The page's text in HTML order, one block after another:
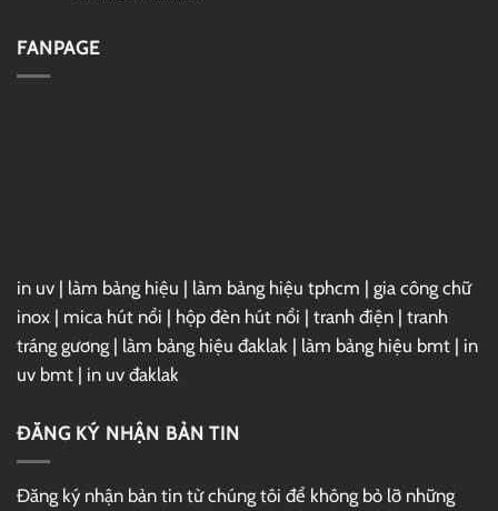
FANPAGE
in uv | làm bảng hiệu | làm bảng hiệu tphcm | gia công chữ
inox | mica hút nổi | hộp đèn hút nổi | tranh điện | tranh
tráng gương | làm bảng hiệu đaklak | làm bảng hiệu bmt | in
uv bmt | in uv đaklak
ĐĂNG KÝ NHẬN BẢN TIN
Đăng ký nhận bản tin từ chúng tôi để không bỏ lỡ những